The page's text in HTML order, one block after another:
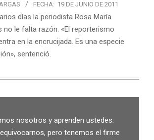
FECHA: 19 DE JUNIO DE 2011
días la periodista Rosa María
no le falta razón. «El reporterismo
en la encrucijada. Es una especie
sentenció.
nosotros y aprenden ustedes.
pero tenemos el firme